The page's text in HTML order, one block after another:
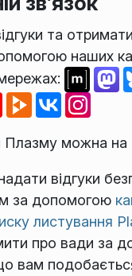
та
наших
Плазму можна на
відгуки
за допомогою
листування
про вади за
вам